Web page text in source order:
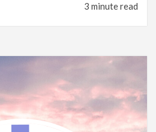
3 minute read